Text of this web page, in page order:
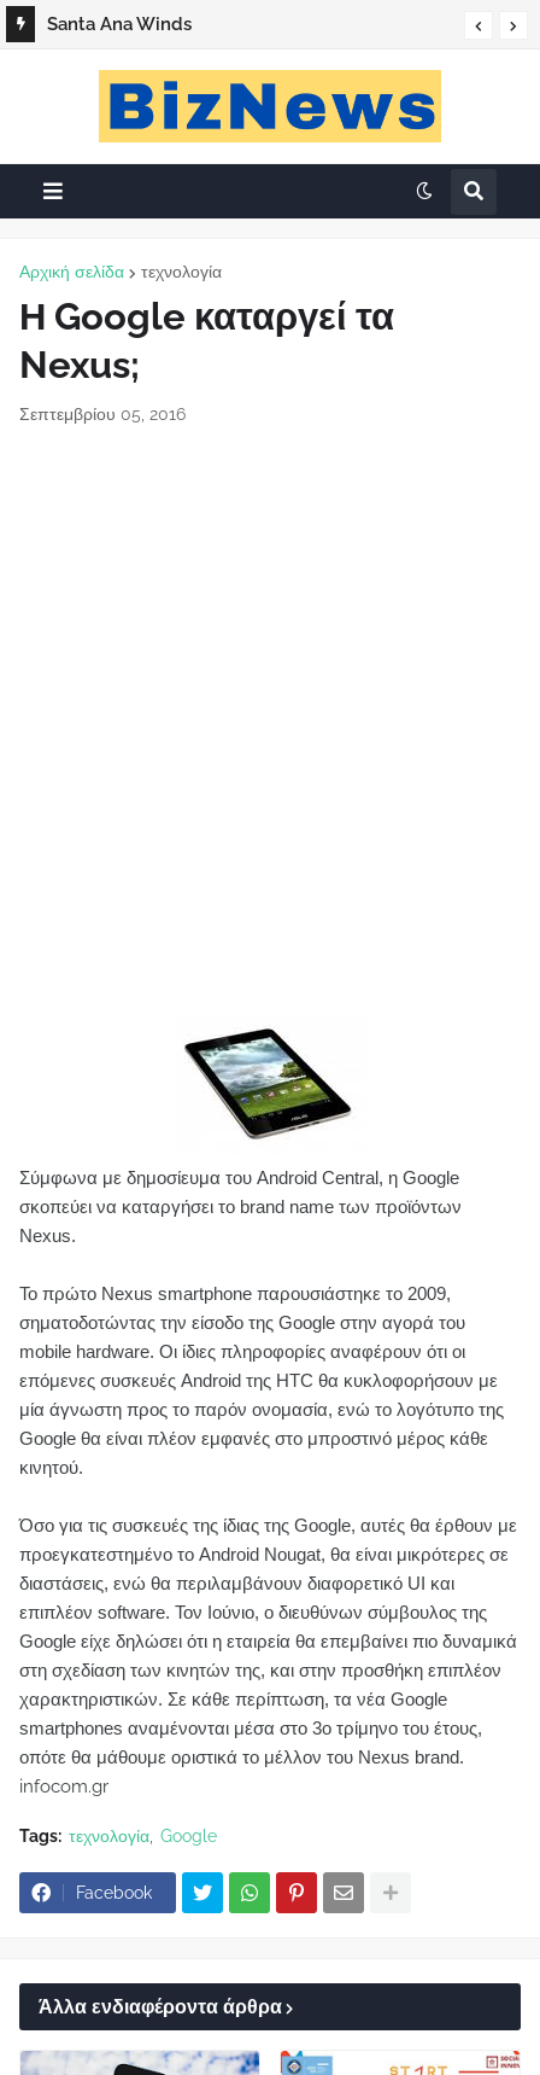
Santa Ana Winds
Αρχική σελίδα τεχνολογία
Η Google καταργεί τα
Nexus;
Σεπτεμβρίου 05, 2016
Σύμφωνα με δημοσίευμα του Android Central, η Google
σκοπεύει να καταργήσει το brand name των προϊόντων
Nexus.
Το πρώτο Nexus smartphone παρουσιάστηκε το 2009,
σηματοδοτώντας την είσοδο της Google στην αγορά του
mobile hardware. Οι ίδιες πληροφορίες αναφέρουν ότι οι
επόμενες συσκευές Android της HTC θα κυκλοφορήσουν με
μία άγνωστη προς το παρόν ονομασία, ενώ το λογότυπο της
Google θα είναι πλέον εμφανές στο μπροστινό μέρος κάθε
κινητού.
Όσο για τις συσκευές της ίδιας της Google, αυτές θα έρθουν με
προεγκατεστημένο το Android Nougat, θα είναι μικρότερες σε
διαστάσεις, ενώ θα περιλαμβάνουν διαφορετικό UI και
επιπλέον software. Τον Ιούνιο, ο διευθύνων σύμβουλος της
Google είχε δηλώσει ότι η εταιρεία θα επεμβαίνει πιο δυναμικά
στη σχεδίαση των κινητών της, και στην προσθήκη επιπλέον
χαρακτηριστικών. Σε κάθε περίπτωση, τα νέα Google
smartphones αναμένονται μέσα στο 3ο τρίμηνο του έτους,
οπότε θα μάθουμε οριστικά το μέλλον του Nexus brand.
infocom.gr
Tags: τεχνολογία Google
Facebook
Άλλα ενδιαφέροντα άρθρα